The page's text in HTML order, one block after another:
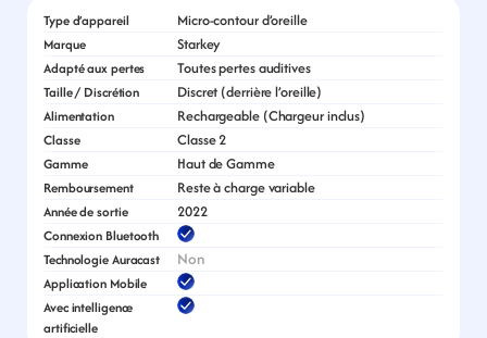
Type d’appareil Micro-contour d’oreille
Marque Starkey
Adapté aux pertes Toutes pertes auditives
Taille / Discrétion Discret (derrière l’oreille)
Alimentation Rechargeable (Chargeur inclus)
Classe Classe 2
Gamme Haut de Gamme
Remboursement Reste à charge variable
Année de sortie 2022
Connexion Bluetooth
Technologie Auracast
Non
Application Mobile
Avec intelligence
artificielle